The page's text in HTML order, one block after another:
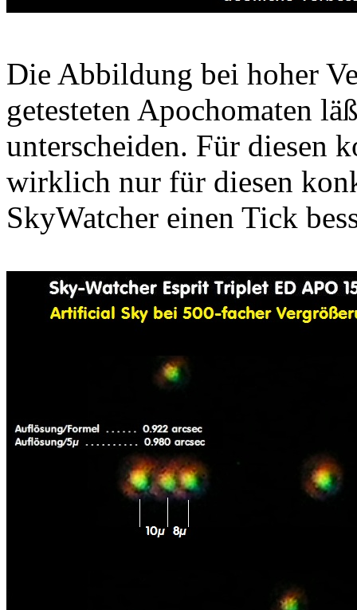
Die Abbildung bei hoher
getesteten Apochomaten
unterscheiden. Für diesen
wirklich nur für diesen
SkyWatcher einen Tick